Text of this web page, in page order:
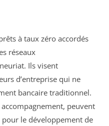
à taux zéro accordés
réseaux
Ils visent
d’entreprise qui ne
bancaire traditionnel.
peuvent
le développement de